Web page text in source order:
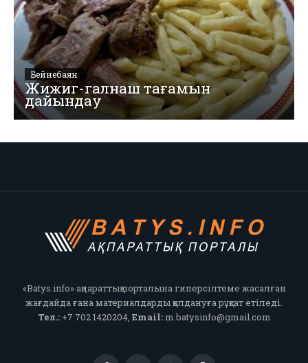
Бейнебаян
Жижиг-галнаш тағамын
дайындау
«Batys.info» ақпараттық порталына гиперсілтеме жасалған
жағдайда ғана материалдарды қолдануға рұқсат етіледі.
Тел.:+7 702 1420204, Email:m.batysinfo@gmail.com